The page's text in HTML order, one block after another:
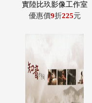
實陸比玖影像工作室
優惠價9折225元